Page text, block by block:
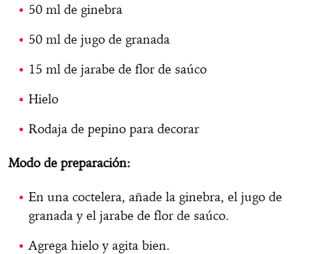
50 ml de ginebra
50 ml de jugo de granada
15 ml de jarabe de flor de saúco
Hielo
Rodaja de pepino para decorar
Modo de preparación:
En una coctelera, añade la ginebra, el jugo de
granada y el jarabe de flor de saúco.
Agrega hielo y agita bien.